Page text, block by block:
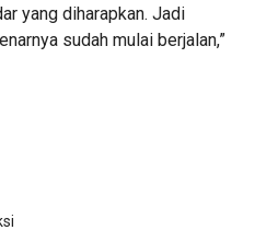
yang diharapkan. Jadi
sudah mulai berjalan,”